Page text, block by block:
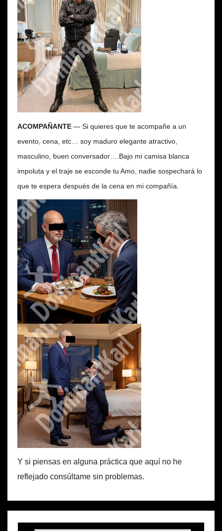
ACOMPAÑANTE — Si quieres que te acompañe a un
evento, cena, etc… soy maduro elegante atractivo,
masculino, buen conversador….Bajo mi camisa blanca
impoluta y el traje se esconde tu Amo, nadie sospechará lo
que te espera después de la cena en mi compañía.
Y si piensas en alguna práctica que aquí no he
reflejado consúltame sin problemas.